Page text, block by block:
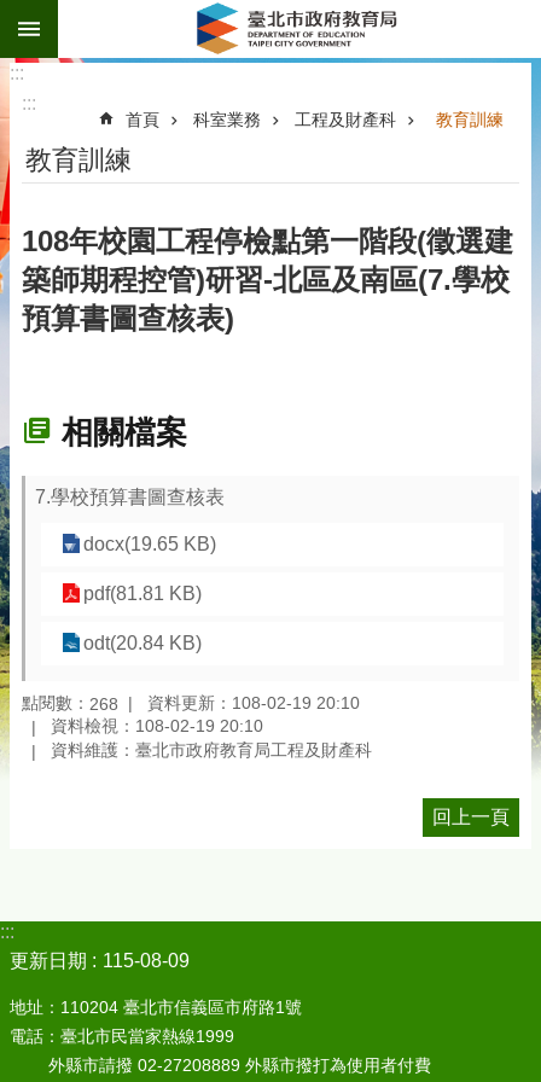
跳到主要內容區塊
:::
:::
首頁 科室業務 工程及財產科 教育訓練
教育訓練
108年校園工程停檢點第一階段(徵選建
築師期程控管)研習-北區及南區(7.學校
預算書圖查核表)
相關檔案
7.學校預算書圖查核表
docx(19.65 KB)
pdf(81.81 KB)
odt(20.84 KB)
點閱數： 268
資料更新：108-02-19 20:10
資料檢視：108-02-19 20:10
資料維護：臺北市政府教育局工程及財產科
回上一頁
:::
更新日期
115-08-09
地址：110204 臺北市信義區市府路1號
電話：臺北市民當家熱線1999
外縣市請撥 02-27208889 外縣市撥打為使用者付費